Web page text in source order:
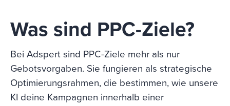
Was sind PPC-Ziele?
Bei Adspert sind PPC-Ziele mehr als nur
Gebotsvorgaben. Sie fungieren als strategische
Optimierungsrahmen, die bestimmen, wie unsere
KI deine Kampagnen innerhalb einer